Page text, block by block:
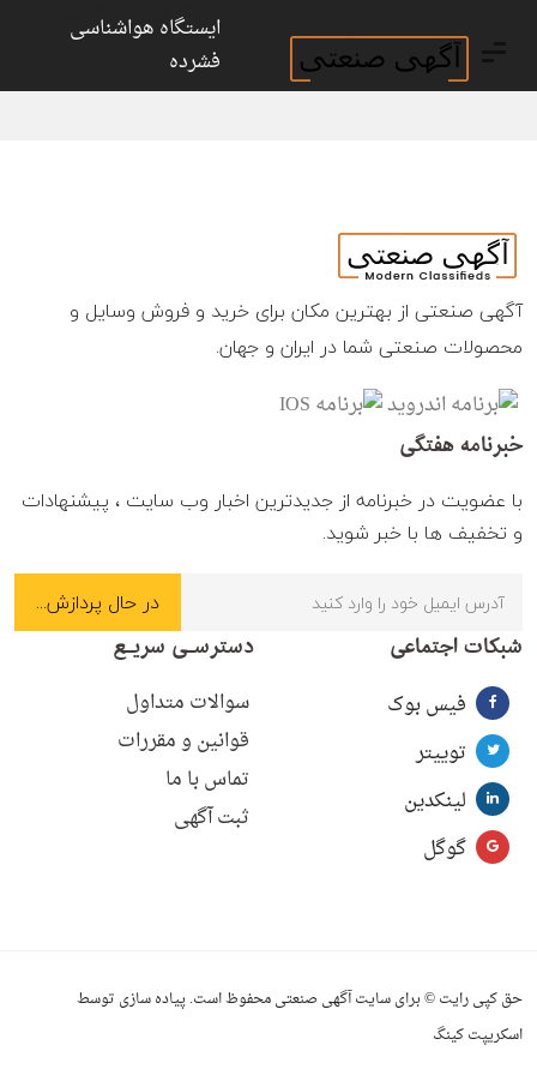
ورود
ایستگاه هواشناسی
فشرده
آگهی صنعتی از بهترین مکان برای خرید و فروش وسایل و
محصولات صنعتی شما در ایران و جهان.
خبرنامه هفتگی
با عضویت در خبرنامه از جدیدترین اخبار وب سایت ، پیشنهادات
و تخفیف ها با خبر شوید.
شبکات اجتماعی
فیس بوک
توییتر
لینکدین
گوگل
دسترسـی سریـع
سوالات متداول
قوانین و مقررات
تماس با ما
ثبت آگهی
حق کپی رایت © برای سایت آگهی صنعتی محفوظ است. پیاده سازی توسط
اسکریپت کینگ